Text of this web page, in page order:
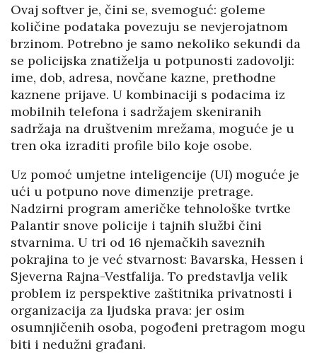
Ovaj softver je, čini se, svemoguć: goleme
količine podataka povezuju se nevjerojatnom
brzinom. Potrebno je samo nekoliko sekundi da
se policijska znatiželja u potpunosti zadovolji:
ime, dob, adresa, novčane kazne, prethodne
kaznene prijave. U kombinaciji s podacima iz
mobilnih telefona i sadržajem skeniranih
sadržaja na društvenim mrežama, moguće je u
tren oka izraditi profile bilo koje osobe.
Uz pomoć umjetne inteligencije (UI) moguće je
ući u potpuno nove dimenzije pretrage.
Nadzirni program američke tehnološke tvrtke
Palantir snove policije i tajnih službi čini
stvarnima. U tri od 16 njemačkih saveznih
pokrajina to je već stvarnost: Bavarska, Hessen i
Sjeverna Rajna-Vestfalija. To predstavlja velik
problem iz perspektive zaštitnika privatnosti i
organizacija za ljudska prava: jer osim
osumnjičenih osoba, pogođeni pretragom mogu
biti i nedužni građani.